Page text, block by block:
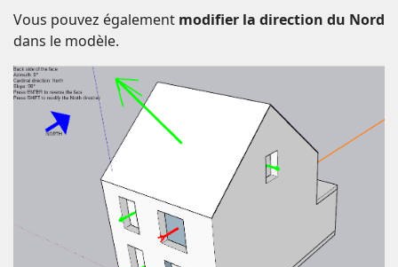
Vous pouvez également modifier la direction du Nord
dans le modèle.